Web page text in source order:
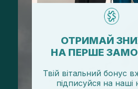
ОТРИМАЙ
НА ПЕРШЕ
Твій вітальний бонус
підписуйся на наші